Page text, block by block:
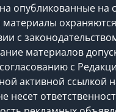
опубликованные на
с
материалов
с
активной ссылкой
несет